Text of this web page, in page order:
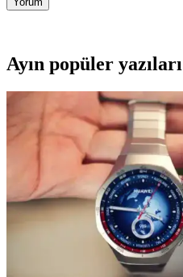
Ayın popüler yazıları